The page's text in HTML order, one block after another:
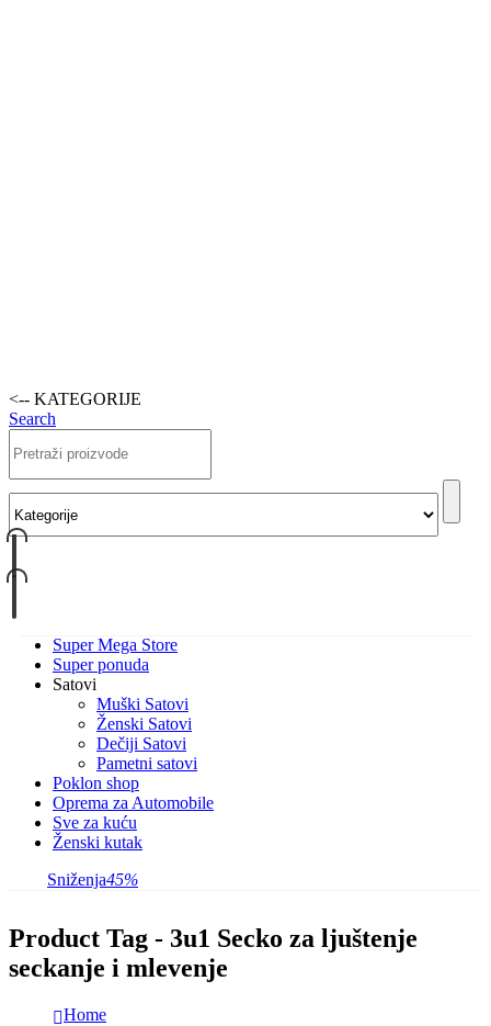
<-- KATEGORIJE
Search
Super Mega Store
Super ponuda
Satovi
Muški Satovi
Ženski Satovi
Dečiji Satovi
Pametni satovi
Poklon shop
Oprema za Automobile
Sve za kuću
Ženski kutak
Sniženja45%
Product Tag - 3u1 Secko za ljuštenje
seckanje i mlevenje
Home